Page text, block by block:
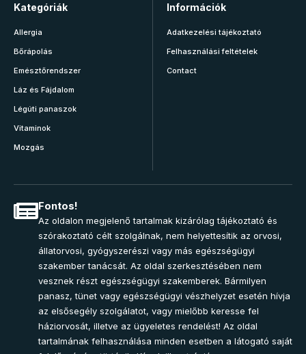
Kategóriák
Allergia
Bőrápolás
Emésztőrendszer
Láz és Fájdalom
Légúti panaszok
Vitaminok
Mozgás
Információk
Adatkezelési tájékoztató
Felhasználási feltételek
Contact
Fontos!
Az oldalon megjelenő tartalmak kizárólag tájékoztató és
szórakoztató célt szolgálnak, nem helyettesítik az orvosi,
állatorvosi, gyógyszerészi vagy más egészségügyi
szakember tanácsát. Az oldal szerkesztésében nem
vesznek részt egészségügyi szakemberek. Bármilyen
panasz, tünet vagy egészségügyi vészhelyzet esetén hívja
az elsősegély szolgálatot, vagy mielőbb keresse fel
háziorvosát, illetve az ügyeletes rendelést! Az oldal
tartalmának felhasználása minden esetben a látogató saját